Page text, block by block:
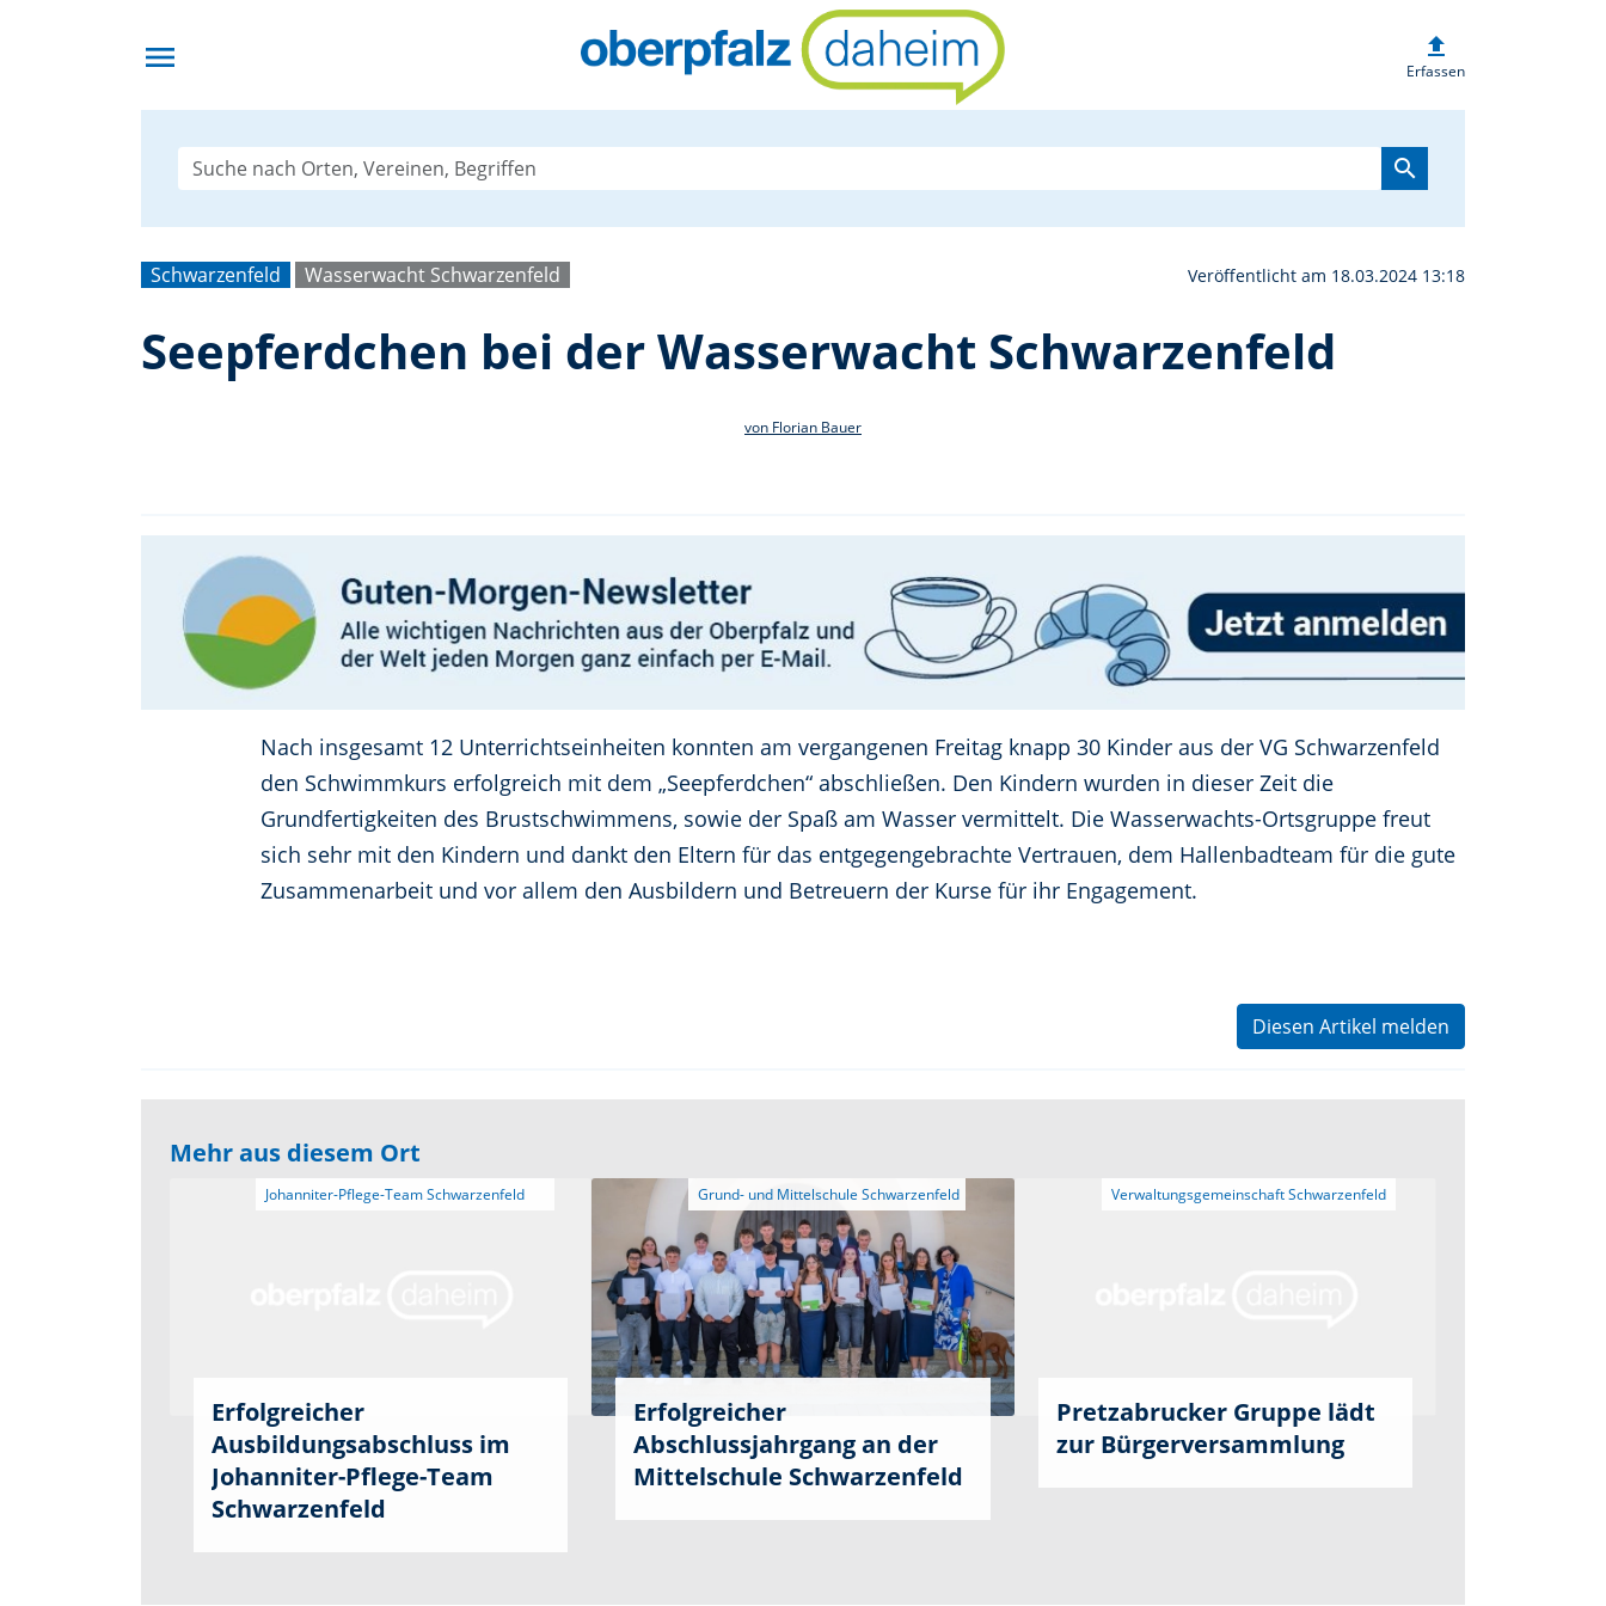
menu Seepferdchen bei der
upload
Erfassen
search
Schwarzenfeld Wasserwacht Schwarzenfeld Veröffentlicht am 18.03.2024 13:18
Seepferdchen bei der Wasserwacht Schwarzenfeld
von Florian Bauer
Nach insgesamt 12 Unterrichtseinheiten konnten am vergangenen Freitag knapp 30 Kinder aus der VG Schwarzenfeld
den Schwimmkurs erfolgreich mit dem „Seepferdchen“ abschließen. Den Kindern wurden in dieser Zeit die
Grundfertigkeiten des Brustschwimmens, sowie der Spaß am Wasser vermittelt. Die Wasserwachts-Ortsgruppe freut
sich sehr mit den Kindern und dankt den Eltern für das entgegengebrachte Vertrauen, dem Hallenbadteam für die gute
Zusammenarbeit und vor allem den Ausbildern und Betreuern der Kurse für ihr Engagement.
Diesen Artikel melden
Mehr aus diesem Ort
Erfolgreicher
Ausbildungsabschluss im
Johanniter-Pflege-Team
Schwarzenfeld
Grund- und Mittelschule Schwarzenfeld
Erfolgreicher
Abschlussjahrgang an der
Mittelschule Schwarzenfeld
Pretzabrucker Gruppe lädt
zur Bürgerversammlung